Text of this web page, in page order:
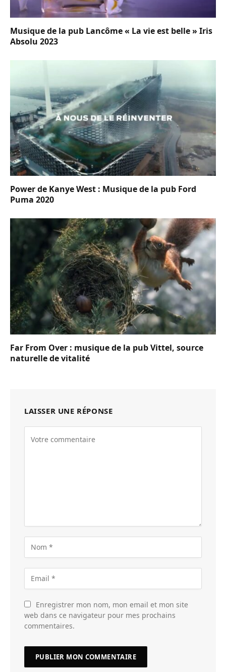
Musique de la pub Lancôme « La vie est belle » Iris
Absolu 2023
Power de Kanye West : Musique de la pub Ford
Puma 2020
Far From Over : musique de la pub Vittel, source
naturelle de vitalité
LAISSER UNE RÉPONSE
Enregistrer mon nom, mon email et mon site
web dans ce navigateur pour mes prochains
commentaires.